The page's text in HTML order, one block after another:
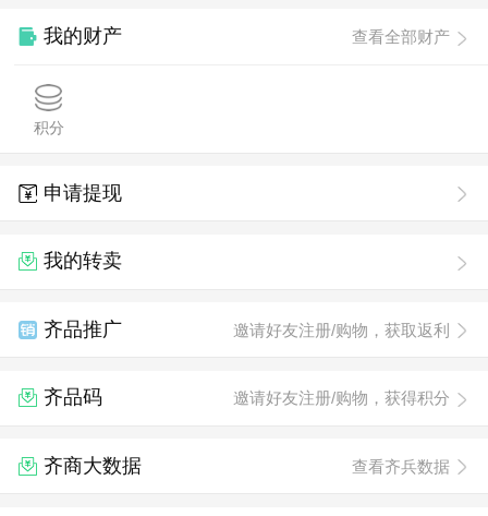
我的财产 查看全部财产
积分
申请提现
我的转卖
齐品推广 邀请好友注册/购物，获取返利
齐品码 邀请好友注册/购物，获得积分
齐商大数据 查看齐兵数据